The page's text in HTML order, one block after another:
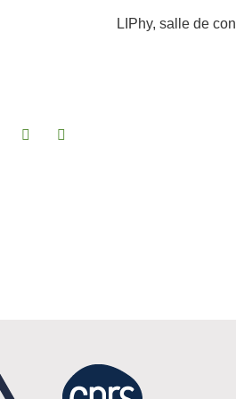
Complément lieu
LIPhy, salle de
Partager sur Facebook
Partager sur LinkedIn